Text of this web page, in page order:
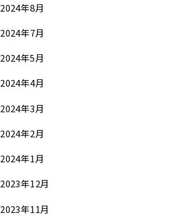
2024年8月
2024年7月
2024年5月
2024年4月
2024年3月
2024年2月
2024年1月
2023年12月
2023年11月